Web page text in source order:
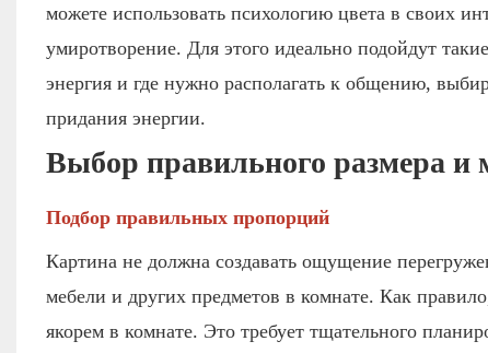
можете использовать психологию цвета в своих
умиротворение. Для этого идеально подойдут
энергия и где нужно располагать к общению,
придания энергии.
Выбор правильного размера и
Подбор правильных пропорций
Картина не должна создавать ощущение
мебели и других предметов в комнате. Как
якорем в комнате. Это требует тщательного